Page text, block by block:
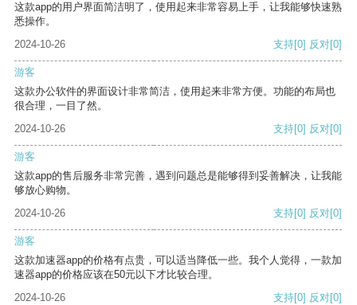
这款app的用户界面简洁明了，使用起来非常容易上手，让我能够快速熟
悉操作。
2024-10-26
支持[0] 反对[0]
游客
这款办公软件的界面设计非常简洁，使用起来非常方便。功能的布局也
很合理，一目了然。
2024-10-26
支持[0] 反对[0]
游客
这款app的售后服务非常完善，遇到问题总是能够得到妥善解决，让我能
够放心购物。
2024-10-26
支持[0] 反对[0]
游客
这款加速器app的价格有点贵，可以适当降低一些。我个人觉得，一款加
速器app的价格应该在50元以下才比较合理。
2024-10-26
支持[0] 反对[0]